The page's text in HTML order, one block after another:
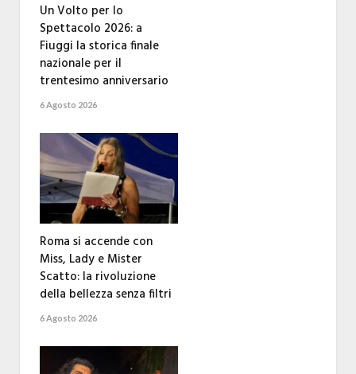
Un Volto per lo
Spettacolo 2026: a
Fiuggi la storica finale
nazionale per il
trentesimo anniversario
6 Agosto 2026
Roma si accende con
Miss, Lady e Mister
Scatto: la rivoluzione
della bellezza senza filtri
6 Agosto 2026